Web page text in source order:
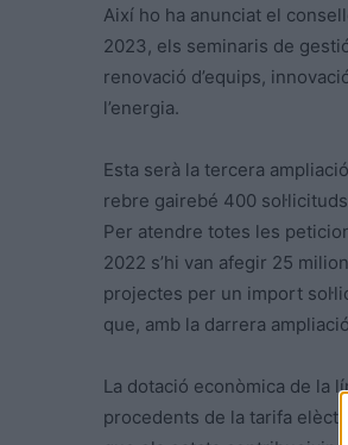
Així ho ha anunciat el
2023, els seminaris de
renovació d’equips,
l’energia.
Esta serà la tercera
rebre gairebé 400
Per atendre totes les
2022 s’hi van afegir 25
projectes per un import
que, amb la darrera
La dotació econòmica de la
procedents de la tarifa